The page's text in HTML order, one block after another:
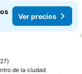
Ver precios
favoritos
de la ciudad